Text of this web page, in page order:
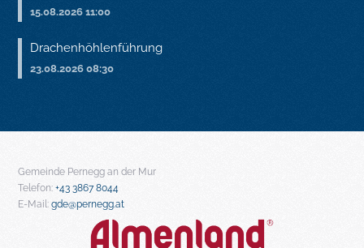
15.08.2026 11:00
Drachenhöhlenführung
23.08.2026 08:30
Gemeinde Pernegg an der Mur
Telefon: +43 3867 8044
E-Mail: gde@pernegg.at